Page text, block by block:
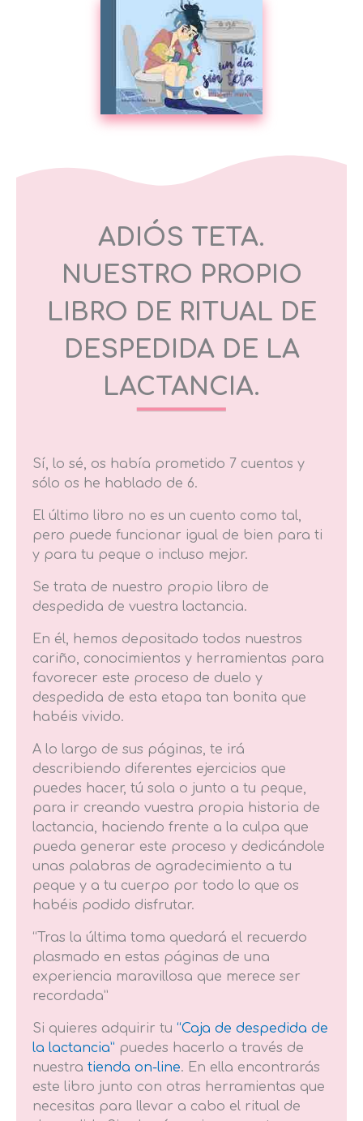
ADIÓS TETA.
NUESTRO PROPIO
LIBRO DE RITUAL DE
DESPEDIDA DE LA
LACTANCIA.
Sí, lo sé, os había prometido 7 cuentos y
sólo os he hablado de 6.
El último libro no es un cuento como tal,
pero puede funcionar igual de bien para ti
y para tu peque o incluso mejor.
Se trata de nuestro propio libro de
despedida de vuestra lactancia.
En él, hemos depositado todos nuestros
cariño, conocimientos y herramientas para
favorecer este proceso de duelo y
despedida de esta etapa tan bonita que
habéis vivido.
A lo largo de sus páginas, te irá
describiendo diferentes ejercicios que
puedes hacer, tú sola o junto a tu peque,
para ir creando vuestra propia historia de
lactancia, haciendo frente a la culpa que
pueda generar este proceso y dedicándole
unas palabras de agradecimiento a tu
peque y a tu cuerpo por todo lo que os
habéis podido disfrutar.
“Tras la última toma quedará el recuerdo
plasmado en estas páginas de una
experiencia maravillosa que merece ser
recordada”
Si quieres adquirir tu “Caja de despedida de
la lactancia” puedes hacerlo a través de
nuestra tienda on-line. En ella encontrarás
este libro junto con otras herramientas que
necesitas para llevar a cabo el ritual de